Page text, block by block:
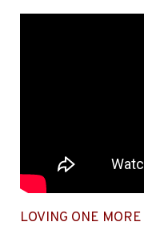
LOVING ONE MORE